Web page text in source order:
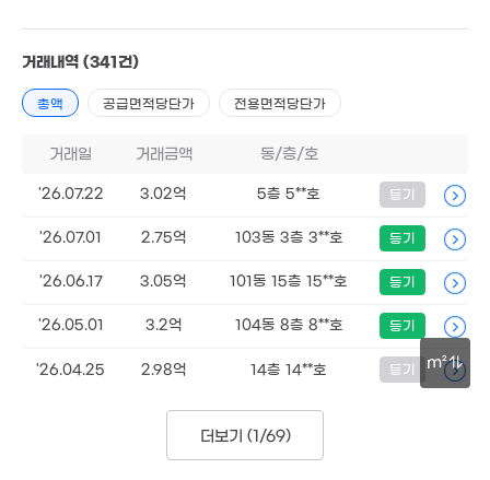
억
19.7억
m²
거래내역 (341건)
총액 공급면적당단가 전용면적당단가
거래일 거래금액 동/층/호
'26.07.22 3.02억 5층 5**호 등기
'26.07.01 2.75억 103동 3층 3**호 등기
'26.06.17 3.05억 101동 15층 15**호 등기
'26.05.01 3.2억 104동 8층 8**호 등기
'26.04.25 2.98억 14층 14**호 등기
더보기 (1/69)